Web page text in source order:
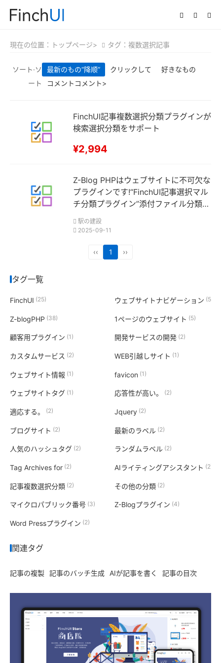
現在の位置： トップページ> タグ：複数選択記事
ソート·ソ
ート
最新のもの“降顺” クリックして
好きなもの
コメントコメント>
FinchUI記事複数選択分類プラグインが
検索選択分類をサポート
¥2,994
Z-Blog PHPはウェブサイトに不可欠な
プラグインです!“FinchUI記事選択マル
チ分類プラグイン”添付ファイル分類セ
レクタ
駅の建設
2025-09-11
‹‹ 1 ››
タグ一覧
FinchUI (25) ウェブサイトナビゲーション (5)
Z-blogPHP (38) 1ページのウェブサイト (5)
顧客用プラグイン (1) 開発サービスの開発(2)
カスタムサービス (2) WEB引越しサイト (1)
ウェブサイト情報 (1) favicon (1)
ウェブサイトタグ (1) 応答性が高い。 (2)
適応する。 (2) Jquery(2)
ブログサイト (2) 最新のラベル(2)
人気のハッシュタグ (2) ランダムラベル(2)
Tag Archives for (2) AIライティングアシスタント (2)
記事複数選択分類 (2) その他の分類(2)
マイクロパブリック番号 (3) Z-Blogプラグイン (4)
Word Pressプラグイン (2)
関連タグ
記事の複製 記事のバッチ生成 AIが記事を書く 記事の目次